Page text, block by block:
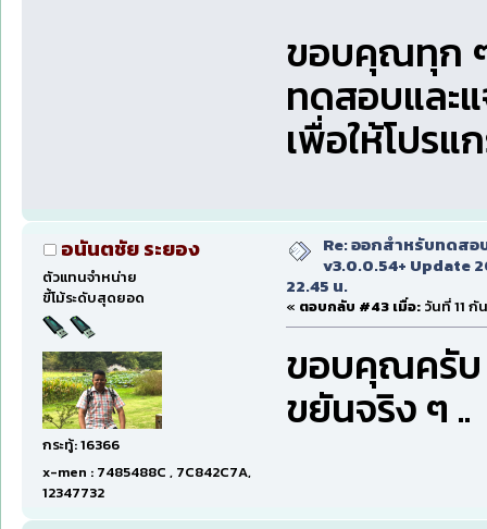
ขอบคุณทุก
ทดสอบและ
เพื่อให้โปร
อนันตชัย ระยอง
ตัวแทนจำหน่าย
ขี้โม้ระดับสุดยอด
กระทู้: 16366
x-men : 7485488C , 7C842C7A,
12347732
Re: ออกสำหรับทดสอ
v3.0.0.54+ Update
22.45 น.
« ตอบกลับ #43 เมื่อ: วันที่ 11 กั
ขอบคุณครับ
ขยันจริง ๆ ..